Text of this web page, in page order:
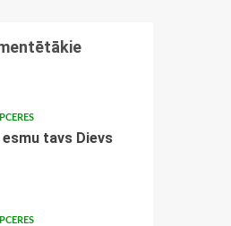
esmu tavs Dievs